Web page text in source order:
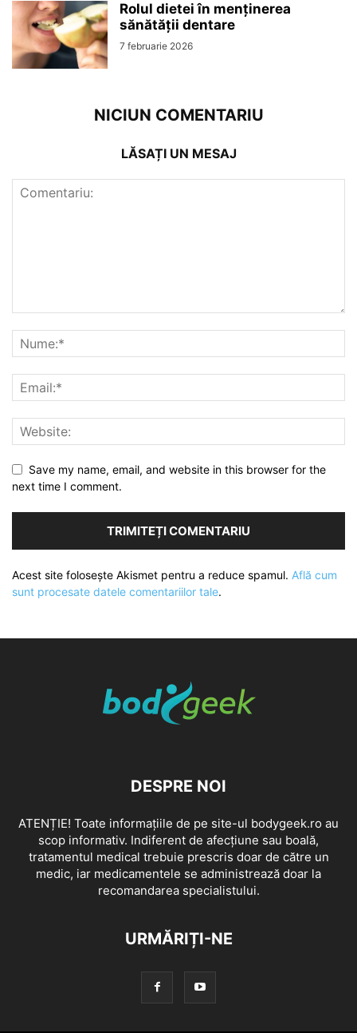
Rolul dietei în menținerea
sănătății dentare
7 februarie 2026
NICIUN COMENTARIU
LĂSAȚI UN MESAJ
Save my name, email, and website in this browser for the
next time I comment.
Acest site folosește Akismet pentru a reduce spamul. Află cum
sunt procesate datele comentariilor tale.
DESPRE NOI
ATENȚIE! Toate informațiile de pe site-ul bodygeek.ro au
scop informativ. Indiferent de afecțiune sau boală,
tratamentul medical trebuie prescris doar de către un
medic, iar medicamentele se administrează doar la
recomandarea specialistului.
URMĂRIȚI-NE